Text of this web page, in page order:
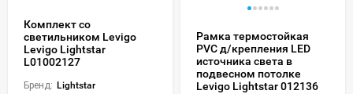
Комплект со
светильником Levigo
Levigo Lightstar
L01002127
Бренд: Lightstar
Рамка термостойкая
PVC д/крепления LED
источника света в
подвесном потолке
Levigo Lightstar 012136